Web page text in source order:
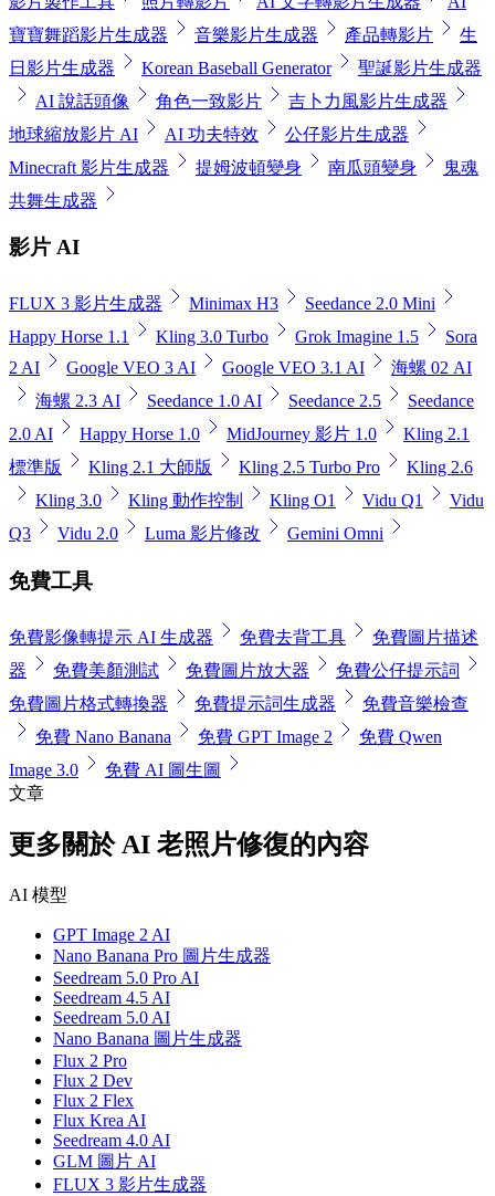
寶寶舞蹈影片生成器
音樂影片生成器 產品轉影片
生
日影片生成器
Korean Baseball Generator
聖誕影片生成器
AI 說話頭像
角色一致影片
吉卜力風影片生成器
地球縮放影片 AI
AI 功夫特效
公仔影片生成器
Minecraft 影片生成器
提姆波頓變身 南瓜頭變身
鬼魂
共舞生成器
影片 AI
FLUX 3 影片生成器 Minimax H3
Seedance 2.0 Mini
Happy Horse 1.1
Kling 3.0 Turbo Grok Imagine 1.5
Sora
2 AI
Google VEO 3 AI Google VEO 3.1 AI
海螺 02 AI
海螺 2.3 AI
Seedance 1.0 AI Seedance 2.5
Seedance
2.0 AI
Happy Horse 1.0 MidJourney 影片 1.0
Kling 2.1
標準版
Kling 2.1 大師版 Kling 2.5 Turbo Pro
Kling 2.6
Kling 3.0
Kling 動作控制 Kling O1 Vidu Q1
Vidu
Q3
Vidu 2.0 Luma 影片修改 Gemini Omni
免費工具
免費影像轉提示 AI 生成器 免費去背工具
免費圖片描述
器
免費美顏測試 免費圖片放大器
免費公仔提示詞
免費圖片格式轉換器
免費提示詞生成器
免費音樂檢查
免費 Nano Banana
免費 GPT Image 2
免費 Qwen
Image 3.0
免費 AI 圖生圖
文章
更多關於 AI 老照片修復的內容
AI 模型
GPT Image 2 AI
Nano Banana Pro 圖片生成器
Seedream 5.0 Pro AI
Seedream 4.5 AI
Seedream 5.0 AI
Nano Banana 圖片生成器
Flux 2 Pro
Flux 2 Dev
Flux 2 Flex
Flux Krea AI
Seedream 4.0 AI
GLM 圖片 AI
FLUX 3 影片生成器